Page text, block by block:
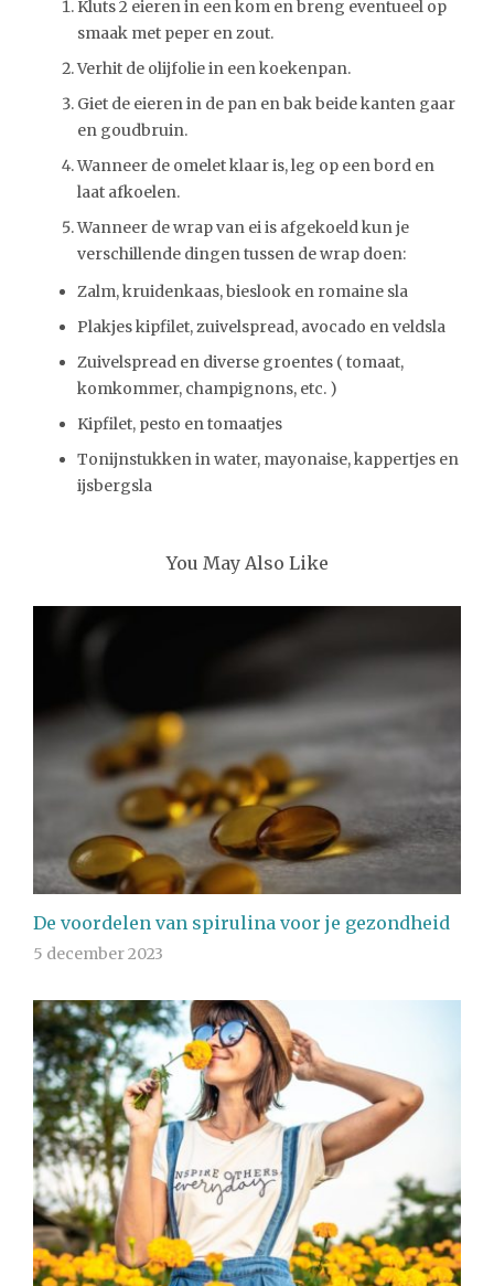
Kluts 2 eieren in een kom en breng eventueel op
smaak met peper en zout.
Verhit de olijfolie in een koekenpan.
Giet de eieren in de pan en bak beide kanten gaar
en goudbruin.
Wanneer de omelet klaar is, leg op een bord en
laat afkoelen.
Wanneer de wrap van ei is afgekoeld kun je
verschillende dingen tussen de wrap doen:
Zalm, kruidenkaas, bieslook en romaine sla
Plakjes kipfilet, zuivelspread, avocado en veldsla
Zuivelspread en diverse groentes ( tomaat,
komkommer, champignons, etc. )
Kipfilet, pesto en tomaatjes
Tonijnstukken in water, mayonaise, kappertjes en
ijsbergsla
You May Also Like
De voordelen van spirulina voor je gezondheid
5 december 2023